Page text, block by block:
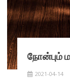
நோன்பும்
2021-04-14